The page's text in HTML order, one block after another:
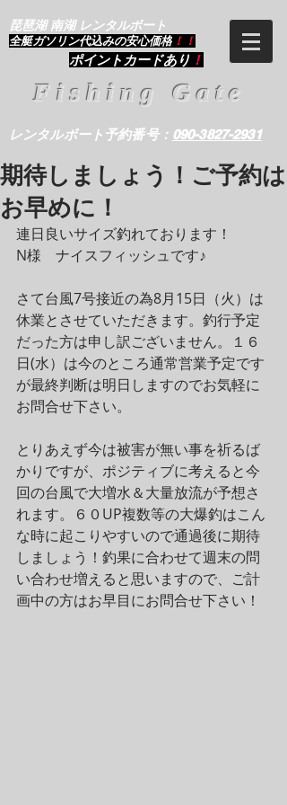
琵琶湖 南湖 レンタルボート
​全艇ガソリン代込みの安心価格 ！！
ポイントカードあり ！
Fishing Gate
レンタルボート予約番号： 090-3827-2931
期待しましょう！ご予約は
お早めに！
連日良いサイズ釣れております！
N様　ナイスフィッシュです♪
さて台風7号接近の為8月15日（火）は
休業とさせていただきます。釣行予定
だった方は申し訳ございません。１６
日(水）は今のところ通常営業予定です
が最終判断は明日しますのでお気軽に
お問合せ下さい。
とりあえず今は被害が無い事を祈るば
かりですが、ポジティブに考えると今
回の台風で大増水＆大量放流が予想さ
れます。６０UP複数等の大爆釣はこん
な時に起こりやすいので通過後に期待
しましょう！釣果に合わせて週末の問
い合わせ増えると思いますので、ご計
画中の方はお早目にお問合せ下さい！